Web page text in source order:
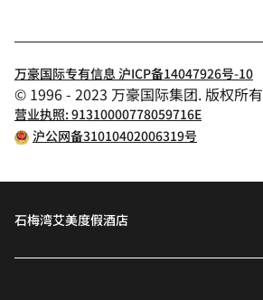
万豪国际专有信息 沪ICP备14047926号-10
© 1996 - 2023 万豪国际集团. 版权所有
营业执照: 91310000778059716E
沪公网备31010402006319号
石梅湾艾美度假酒店